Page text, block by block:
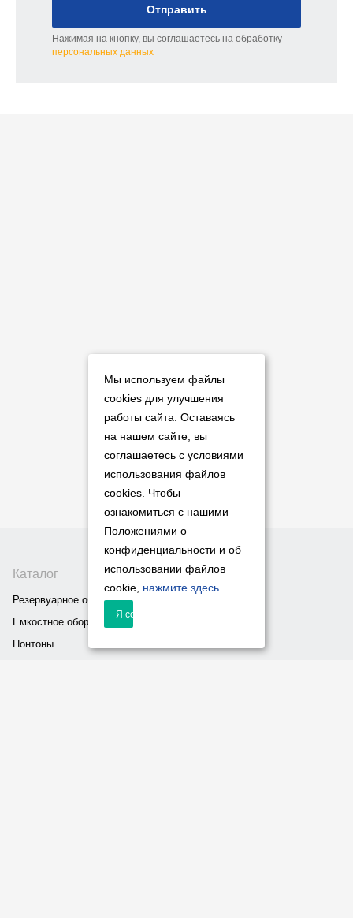
Отправить
Нажимая на кнопку, вы соглашаетесь на обработку
персональных данных
Каталог
Резервуарное оборудование
Емкостное оборудование
Понтоны
Мы используем файлы
cookies для улучшения
работы сайта. Оставаясь
на нашем сайте, вы
соглашаетесь с условиями
использования файлов
cookies. Чтобы
ознакомиться с нашими
Положениями о
конфиденциальности и об
использовании файлов
cookie, нажмите здесь
Я согласен